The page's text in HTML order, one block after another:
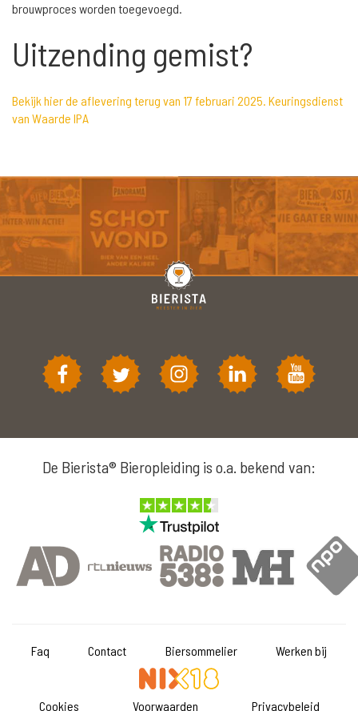
brouwproces worden toegevoegd.
Uitzending gemist?
Bekijk hier de aflevering terug van 17 februari 2025. Keuringsdienst
van Waarde IPA
De Bierista® Bieropleiding is o.a. bekend van:
Faq Contact Biersommelier Werken bij
Cookies Voorwaarden Privacybeleid